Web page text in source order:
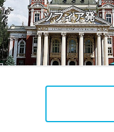
ソフィア発